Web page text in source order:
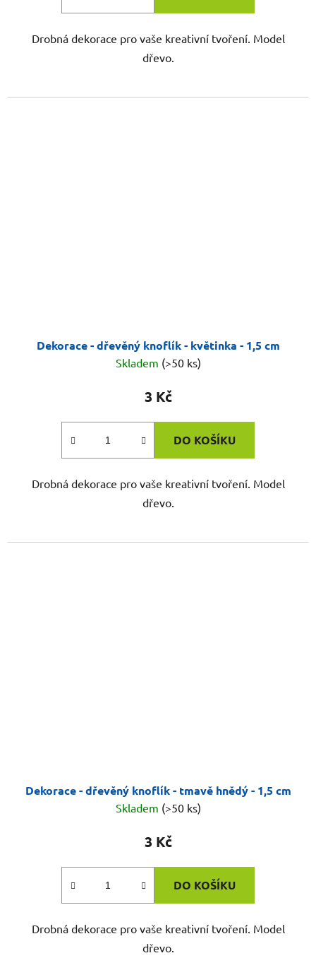
Drobná dekorace pro vaše kreativní tvoření. Model
dřevo.
Dekorace - dřevěný knoflík - květinka - 1,5 cm
Skladem (>50 ks)
3 Kč
DO KOŠÍKU
Drobná dekorace pro vaše kreativní tvoření. Model
dřevo.
Dekorace - dřevěný knoflík - tmavě hnědý - 1,5 cm
Skladem (>50 ks)
3 Kč
DO KOŠÍKU
Drobná dekorace pro vaše kreativní tvoření. Model
dřevo.